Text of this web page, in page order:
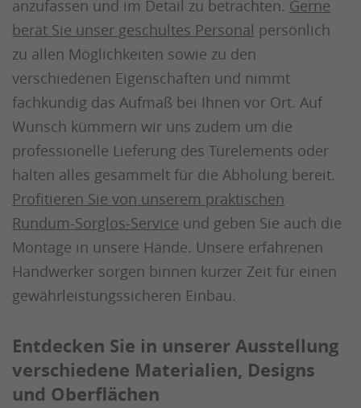
anzufassen und im Detail zu betrachten. Gerne
berät Sie unser geschultes Personal persönlich
zu allen Möglichkeiten sowie zu den
verschiedenen Eigenschaften und nimmt
fachkundig das Aufmaß bei Ihnen vor Ort. Auf
Wunsch kümmern wir uns zudem um die
professionelle Lieferung des Türelements oder
halten alles gesammelt für die Abholung bereit.
Profitieren Sie von unserem praktischen
Rundum-Sorglos-Service und geben Sie auch die
Montage in unsere Hände. Unsere erfahrenen
Handwerker sorgen binnen kurzer Zeit für einen
gewährleistungssicheren Einbau.
Entdecken Sie in unserer Ausstellung
verschiedene Materialien, Designs
und Oberflächen